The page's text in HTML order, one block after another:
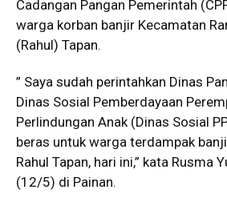
Cadangan Pangan Pemerintah
warga korban banjir Kecamatan
(Rahul) Tapan.
” Saya sudah perintahkan Dinas
Dinas Sosial Pemberdayaan
Perlindungan Anak (Dinas Sosial
beras untuk warga terdampak
Rahul Tapan, hari ini,” kata Rusma
(12/5) di Painan.